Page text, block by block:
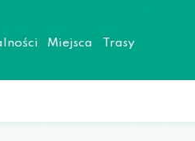
Miejsca Trasy